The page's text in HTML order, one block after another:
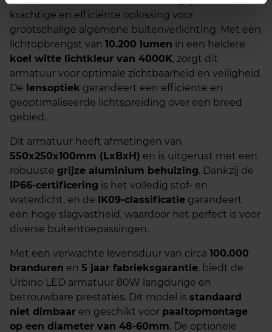
krachtige en efficiënte oplossing voor
grootschalige algemene buitenverlichting. Met een
lichtopbrengst van 10.200 lumen in een heldere
koel witte lichtkleur van 4000K, zorgt dit
armatuur voor optimale zichtbaarheid en veiligheid.
De lensoptiek garandeert een efficiënte en
geoptimaliseerde lichtspreiding over een breed
gebied.
Dit armatuur heeft afmetingen van
550x250x100mm (LxBxH) en is uitgerust met een
robuuste grijze aluminium behuizing. Dankzij de
IP66-certificering is het volledig stof- en
waterdicht, en de IK09-classificatie garandeert
een hoge slagvastheid, waardoor het perfect is voor
diverse buitentoepassingen.
Met een verwachte levensduur van circa 100.000
branduren en 5 jaar fabrieksgarantie, biedt de
Urbino LED armatuur 80W langdurige en
betrouwbare prestaties. Dit model is standaard
niet dimbaar en geschikt voor paaltopmontage
op een diameter van 48-60mm. De optionele